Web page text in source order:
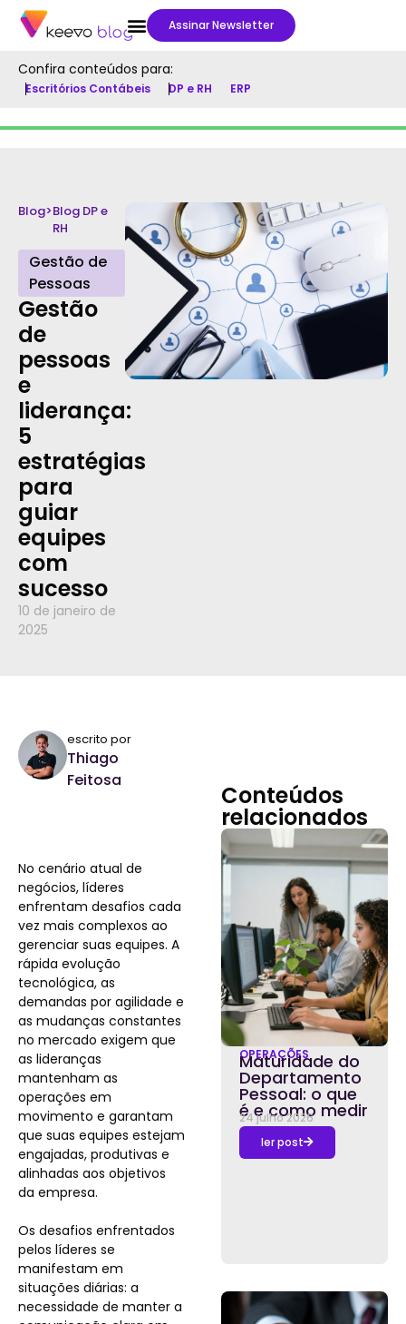
Assinar Newsletter
Confira conteúdos para:
Escritórios Contábeis DP e RH ERP
Blog>Blog DP e
RH
Gestão de
Pessoas
Gestão
de
pessoas
e
liderança:
5
estratégias
para
guiar
equipes
com
sucesso
10 de janeiro de
2025
escrito por
Thiago
Feitosa
No cenário atual de
negócios, líderes
enfrentam desafios cada
vez mais complexos ao
gerenciar suas equipes. A
rápida evolução
tecnológica, as
demandas por agilidade e
as mudanças constantes
no mercado exigem que
as lideranças
mantenham as
operações em
movimento e garantam
que suas equipes estejam
engajadas, produtivas e
alinhadas aos objetivos
da empresa.
Os desafios enfrentados
pelos líderes se
manifestam em
situações diárias: a
necessidade de manter a
Conteúdos
relacionados
OPERAÇÕES
Maturidade do
Departamento
Pessoal: o que
é e como medir
24 julho 2026
ler post